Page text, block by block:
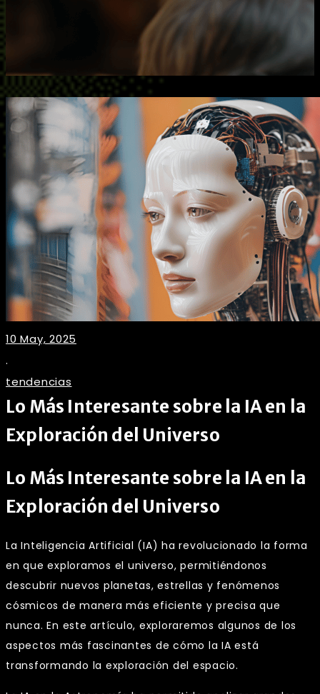
10 May, 2025
.
tendencias
Lo Más Interesante sobre la IA en la
Exploración del Universo
Lo Más Interesante sobre la IA en la
Exploración del Universo
La Inteligencia Artificial (IA) ha revolucionado la forma
en que exploramos el universo, permitiéndonos
descubrir nuevos planetas, estrellas y fenómenos
cósmicos de manera más eficiente y precisa que
nunca. En este artículo, exploraremos algunos de los
aspectos más fascinantes de cómo la IA está
transformando la exploración del espacio.